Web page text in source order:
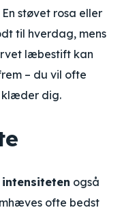
støvet rosa eller
til hverdag, mens
læbestift kan
– du vil ofte
dig.
intensiteten også
ofte bedst